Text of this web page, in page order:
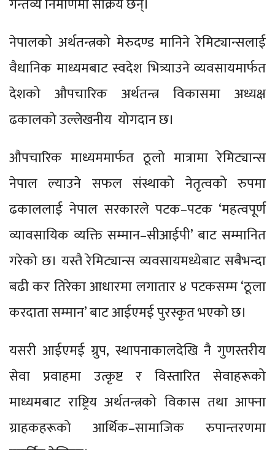
गन्तव्य निर्माणमा सक्रिय छन्।
नेपालको अर्थतन्त्रको मेरुदण्ड मानिने रेमिट्यान्सलाई
वैधानिक माध्यमबाट स्वदेश भित्र्याउने व्यवसायमार्फत
देशको औपचारिक अर्थतन्त्र विकासमा अध्यक्ष
ढकालको उल्लेखनीय योगदान छ।
औपचारिक माध्यममार्फत ठूलो मात्रामा रेमिट्यान्स
नेपाल ल्याउने सफल संस्थाको नेतृत्वको रुपमा
ढकाललाई नेपाल सरकारले पटक–पटक ‘महत्वपूर्ण
व्यावसायिक व्यक्ति सम्मान–सीआईपी’ बाट सम्मानित
गरेको छ। यस्तै रेमिट्यान्स व्यवसायमध्येबाट सबैभन्दा
बढी कर तिरेका आधारमा लगातार ४ पटकसम्म ‘ठूला
करदाता सम्मान’ बाट आईएमई पुरस्कृत भएको छ।
यसरी आईएमई ग्रुप, स्थापनाकालदेखि नै गुणस्तरीय
सेवा प्रवाहमा उत्कृष्ट र विस्तारित सेवाहरूको
माध्यमबाट राष्ट्रिय अर्थतन्त्रको विकास तथा आफ्ना
ग्राहकहरूको आर्थिक–सामाजिक रुपान्तरणमा